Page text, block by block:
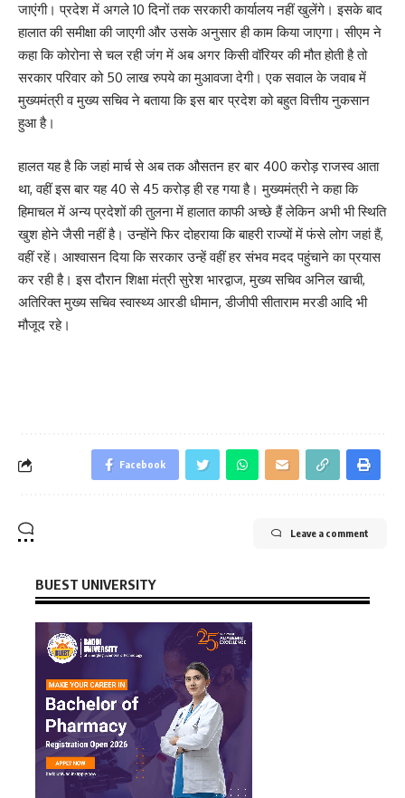
जाएंगी। प्रदेश में अगले 10 दिनों तक सरकारी कार्यालय नहीं खुलेंगे। इसके बाद
हालात की समीक्षा की जाएगी और उसके अनुसार ही काम किया जाएगा। सीएम ने
कहा कि कोरोना से चल रही जंग में अब अगर किसी वॉरियर की मौत होती है तो
सरकार परिवार को 50 लाख रुपये का मुआवजा देगी। एक सवाल के जवाब में
मुख्यमंत्री व मुख्य सचिव ने बताया कि इस बार प्रदेश को बहुत वित्तीय नुकसान
हुआ है।
हालत यह है कि जहां मार्च से अब तक औसतन हर बार 400 करोड़ राजस्व आता
था, वहीं इस बार यह 40 से 45 करोड़ ही रह गया है। मुख्यमंत्री ने कहा कि
हिमाचल में अन्य प्रदेशों की तुलना में हालात काफी अच्छे हैं लेकिन अभी भी स्थिति
खुश होने जैसी नहीं है। उन्होंने फिर दोहराया कि बाहरी राज्यों में फंसे लोग जहां हैं,
वहीं रहें। आश्वासन दिया कि सरकार उन्हें वहीं हर संभव मदद पहुंचाने का प्रयास
कर रही है। इस दौरान शिक्षा मंत्री सुरेश भारद्वाज, मुख्य सचिव अनिल खाची,
अतिरिक्त मुख्य सचिव स्वास्थ्य आरडी धीमान, डीजीपी सीताराम मरडी आदि भी
मौजूद रहे।
Facebook
Leave a comment
BUEST UNIVERSITY